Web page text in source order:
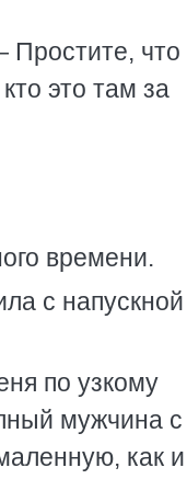
что
это там за
времени.
с напускной
по узкому
мужчина с
как и